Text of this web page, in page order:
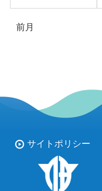
前月
サイトポリシー